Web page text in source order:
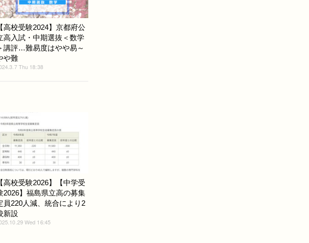
【高校受験2024】京都府公
高入試・中期選抜＜数学
講評…難易度はやや易～
や難
Thu 18:38
【高校受験2026】【中学受
2026】福島県立高の募集
員220人減、統合により2
新設
Wed 16:45